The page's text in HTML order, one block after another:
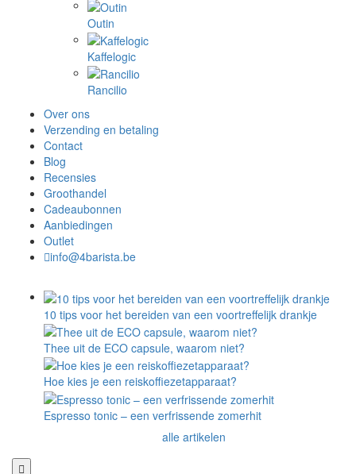
Outin
Kaffelogic
Rancilio
Over ons
Verzending en betaling
Contact
Blog
Recensies
Groothandel
Cadeaubonnen
Aanbiedingen
Outlet
info@4barista.be
10 tips voor het bereiden van een voortreffelijk drankje
Thee uit de ECO capsule, waarom niet?
Hoe kies je een reiskoffiezetapparaat?
Espresso tonic – een verfrissende zomerhit
alle artikelen